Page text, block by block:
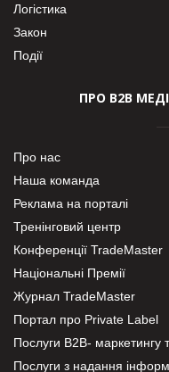
Логістика
Закон
Події
ПРО В2В
Про нас
Наша команда
Реклама на порталі
Тренінговий центр
Конференції TradeMaster
Національні Премії
Журнал TradeMaster
Портал про Private Label
Послуги В2В- маркетингу
Послуги з надання